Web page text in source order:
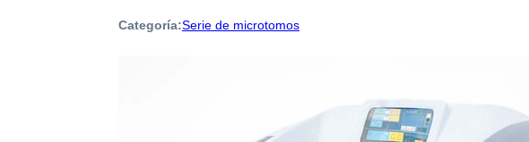
Categoría:Serie de microtomos